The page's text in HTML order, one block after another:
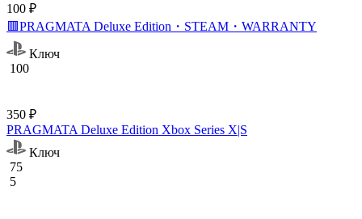
100 ₽
🟥PRAGMATA Deluxe Edition・STEAM・WARRANTY
Ключ
100
350 ₽
PRAGMATA Deluxe Edition Xbox Series X|S
Ключ
75
5